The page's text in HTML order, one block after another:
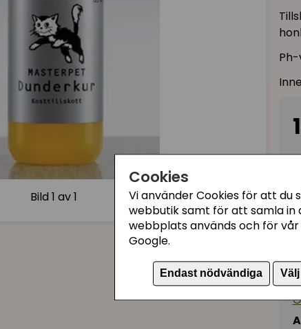
Cookies
Vi använder Cookies för att du
webbutik samt för att samla in
webbplats används och för
Google.
Endast nödvändiga Välj
Bild1 av 1
Ph-